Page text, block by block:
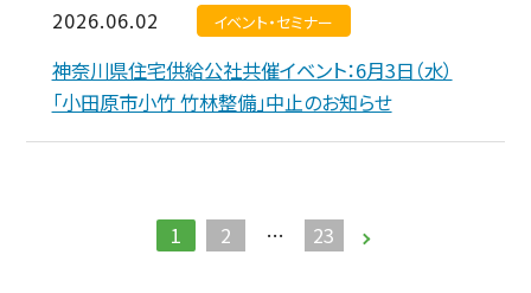
2026.06.02 イベント・セミナー
神奈川県住宅供給公社共催イベント：6月3日（水）
「小田原市小竹 竹林整備」中止のお知らせ
1 2 … 23